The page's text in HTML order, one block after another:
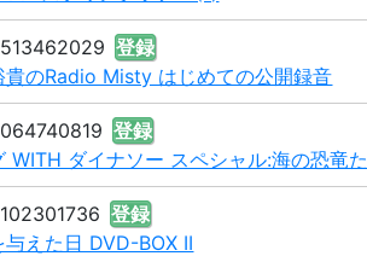
登録
貴のRadio Misty はじめての公開録音
登録
WITH ダイナソー スペシャル:海の恐竜
登録
えた日 DVD-BOX II